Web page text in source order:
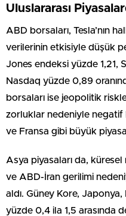
Uluslararası
ABD borsaları, Tesla’nın
verilerinin etkisiyle düşük
Jones endeksi yüzde 1,21,
Nasdaq yüzde 0,89
borsaları ise jeopolitik
zorluklar nedeniyle negatif
ve Fransa gibi büyük
Asya piyasaları da,
ve ABD-İran gerilimi
aldı. Güney Kore,
yüzde 0,4 ila 1,5 arasında